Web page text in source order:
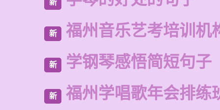
新
新 福州音乐艺考培训机
新 学钢琴感悟简短句子
新 福州学唱歌年会排练